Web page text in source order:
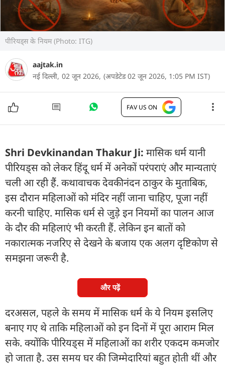
पीरियड्स के नियम (Photo: ITG)
aajtak.in
नई दिल्ली, 02 जून 2026, (अपडेटेड 02 जून 2026, 1:05 PM IST)
FAV US ON
Shri Devkinandan Thakur Ji: मासिक धर्म यानी
पीरियड्स को लेकर हिंदू धर्म में अनेकों परंपराएं और मान्यताएं
चली आ रही हैं. कथावाचक देवकीनंदन ठाकुर के मुताबिक,
इस दौरान महिलाओं को मंदिर नहीं जाना चाहिए, पूजा नहीं
करनी चाहिए. मासिक धर्म से जुड़े इन नियमों का पालन आज
के दौर की महिलाएं भी करती हैं. लेकिन इन बातों को
नकारात्मक नजरिए से देखने के बजाय एक अलग दृष्टिकोण से
समझना जरूरी है.
और पढ़ें
दरअसल, पहले के समय में मासिक धर्म के ये नियम इसलिए
बनाए गए थे ताकि महिलाओं को इन दिनों में पूरा आराम मिल
सके. क्योंकि पीरियड्स में महिलाओं का शरीर एकदम कमजोर
हो जाता है. उस समय घर की जिम्मेदारियां बहुत होती थीं और